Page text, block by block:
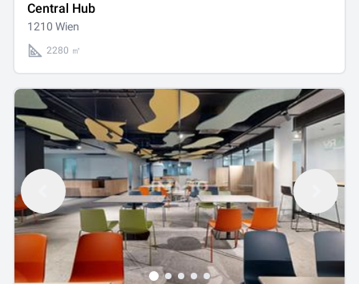
Central Hub
1210 Wien
2280 ㎡